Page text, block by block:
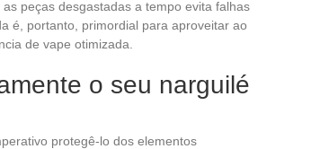
peças desgastadas a tempo evita falhas
é, portanto, primordial para aproveitar ao
de vape otimizada.
o seu narguilé
protegê-lo dos elementos